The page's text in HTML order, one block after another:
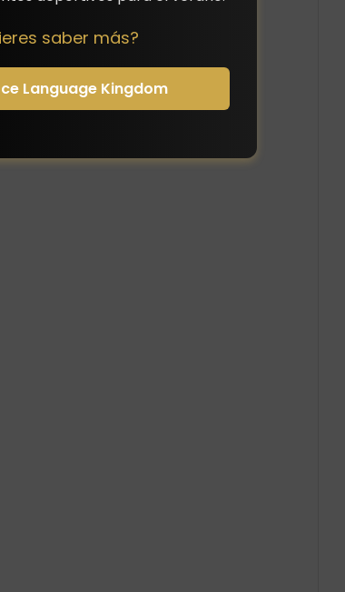
saber más?
Language Kingdom